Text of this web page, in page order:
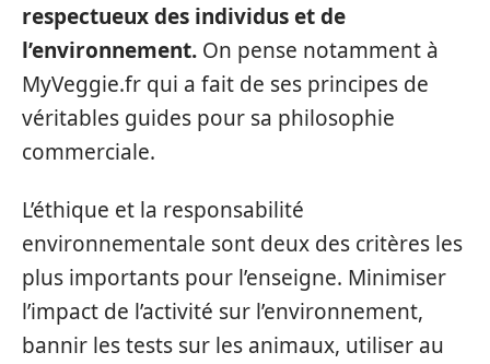
respectueux des individus et de
l’environnement. On pense notamment à
MyVeggie.fr qui a fait de ses principes de
véritables guides pour sa philosophie
commerciale.
L’éthique et la responsabilité
environnementale sont deux des critères les
plus importants pour l’enseigne. Minimiser
l’impact de l’activité sur l’environnement,
bannir les tests sur les animaux, utiliser au